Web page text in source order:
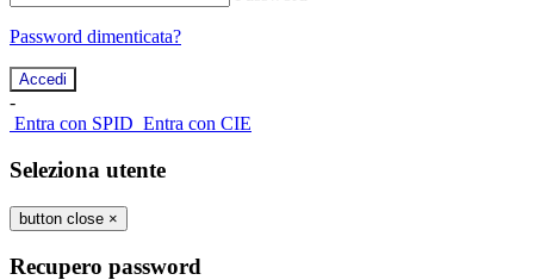
Password dimenticata?
-
Entra con SPID Entra con CIE
Seleziona utente
button close ×
Recupero password